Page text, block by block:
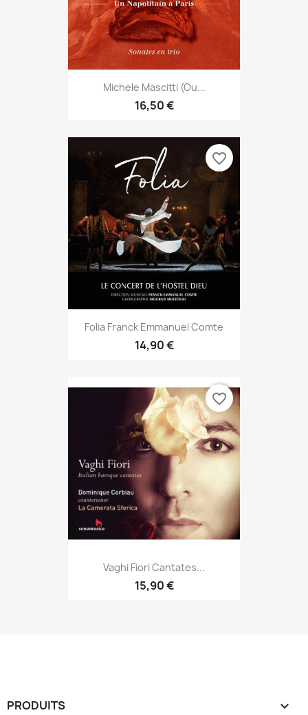
Michele Mascitti (ou...
16,50 €
Folia Franck Emmanuel Comte
14,90 €
favorite_border
Vaghi Fiori Cantates...
15,90 €
favorite_border
PRODUITS 